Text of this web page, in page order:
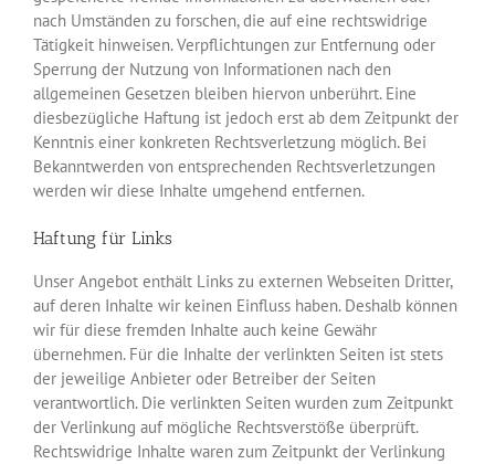
nach Umständen zu forschen, die auf eine rechtswidrige
Tätigkeit hinweisen. Verpflichtungen zur Entfernung oder
Sperrung der Nutzung von Informationen nach den
allgemeinen Gesetzen bleiben hiervon unberührt. Eine
diesbezügliche Haftung ist jedoch erst ab dem Zeitpunkt der
Kenntnis einer konkreten Rechtsverletzung möglich. Bei
Bekanntwerden von entsprechenden Rechtsverletzungen
werden wir diese Inhalte umgehend entfernen.
Haftung für Links
Unser Angebot enthält Links zu externen Webseiten Dritter,
auf deren Inhalte wir keinen Einfluss haben. Deshalb können
wir für diese fremden Inhalte auch keine Gewähr
übernehmen. Für die Inhalte der verlinkten Seiten ist stets
der jeweilige Anbieter oder Betreiber der Seiten
verantwortlich. Die verlinkten Seiten wurden zum Zeitpunkt
der Verlinkung auf mögliche Rechtsverstöße überprüft.
Rechtswidrige Inhalte waren zum Zeitpunkt der Verlinkung